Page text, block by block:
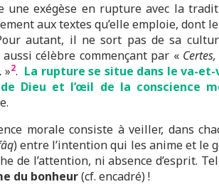
une exégèse en rupture avec la
aux textes qu’elle emploie, dont
autant, il ne sort pas de sa
célèbre commençant par «
»2. La rupture se situe dans le va-
Dieu et l’œil de la conscience
morale consiste à veiller, dans
) entre l’intention qui les anime et le
de l’attention, ni absence d’esprit.
du bonheur(cf. encadré) !